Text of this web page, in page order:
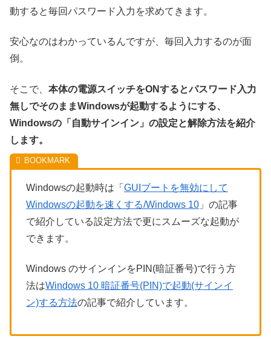
動すると毎回パスワード入力を求めてきます。
安心なのはわかっているんですが、毎回入力するのが面
倒。
そこで、 本体の電源スイッチをONするとパスワード入力
無しでそのままWindowsが起動するようにする、
Windowsの「自動サインイン」の設定と解除方法を紹介
します。
Windowsの起動時は「 GUIブートを無効にして
Windowsの起動を速くする/Windows 10 」の記事
で紹介している設定方法で更にスムーズな起動が
できます。
Windows のサインインをPIN(暗証番号)で行う方
法はWindows 10 暗証番号(PIN)で起動(サインイ
ン)する方法の記事で紹介しています。